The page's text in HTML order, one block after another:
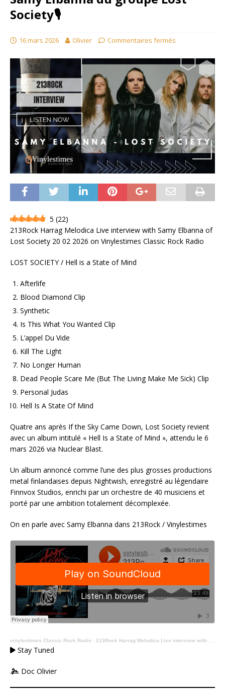
Society🎙
16 mars 2026 Olivier Commentaires fermés
5 (22)
213Rock Harrag Melodica Live interview with Samy Elbanna of
Lost Society 20 02 2026 on Vinylestimes Classic Rock Radio
LOST SOCIETY / Hell is a State of Mind
Afterlife
Blood Diamond Clip
Synthetic
Is This What You Wanted Clip
L’appel Du Vide
Kill The Light
No Longer Human
Dead People Scare Me (But The Living Make Me Sick) Clip
Personal Judas
Hell Is A State Of Mind
Quatre ans après If the Sky Came Down, Lost Society revient
avec un album intitulé « Hell Is a State of Mind », attendu le 6
mars 2026 via Nuclear Blast.
Un album annoncé comme l’une des plus grosses productions
metal finlandaises depuis Nightwish, enregistré au légendaire
Finnvox Studios, enrichi par un orchestre de 40 musiciens et
porté par une ambition totalement décomplexée.
On en parle avec Samy Elbanna dans 213Rock / Vinylestimes
vinylestimes Classic Rock Radio · 213Rock Harrag Melodica Live interview with Samy Elbanna of Lost Society 20 02 2026 on Vinylestimes Classic Rock Radio
Stay Tuned
Doc Olivier